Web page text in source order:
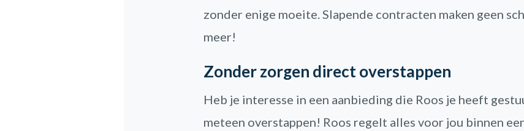
zonder enige moeite. Slapende contracten maken geen
meer!
Zonder zorgen direct overstappen
Heb je interesse in een aanbieding die Roos je heeft
meteen overstappen! Roos regelt alles voor jou binnen